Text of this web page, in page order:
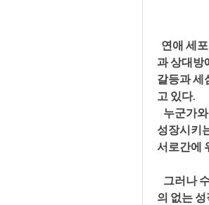
과 상대방
갈등과 세
고 있다.
누군가
성장시키
서로간에
그러나
의 없는